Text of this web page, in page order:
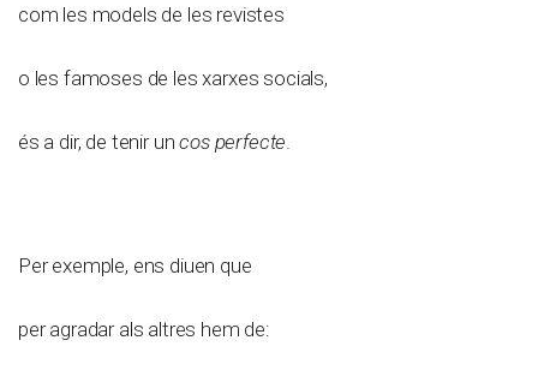
com les models de les revistes
o les famoses de les xarxes socials,
és a dir, de tenir uncos perfecte
Per exemple, ens diuen que
per agradar als altres hem de: